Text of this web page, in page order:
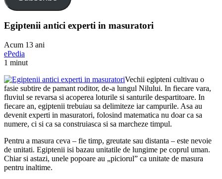
Egiptenii antici experti in masuratori
Acum 13 ani
ePedia
1 minut
Vechii egipteni cultivau o
fasie subtire de pamant roditor, de-a lungul Nilului. In fiecare vara,
fluviul se revarsa si acoperea loturile si santurile despartitoare. In
fiecare an, egiptenii trebuiau sa delimiteze iar campurile. Asa au
devenit experti in masuratori, folosind matematica nu doar ca sa
numere, ci si ca sa construiasca si sa marcheze timpul.
Pentru a masura ceva – fie timp, greutate sau distanta – este nevoie
de unitati. Egiptenii isi bazau unitatile de lungime pe coprul uman.
Chiar si astazi, unele popoare au „piciorul” ca unitate de masura
pentru inaltime.